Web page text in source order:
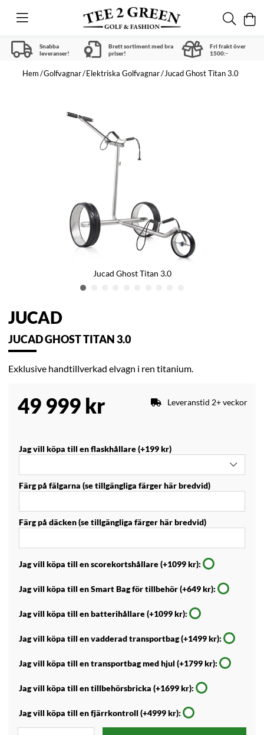
Snabba
leveranser!
Brett sortiment med bra
priser!
Fri frakt över
1500:-
Hem Golfvagnar Elektriska Golfvagnar Jucad Ghost Titan 3.0
Jucad Ghost Titan 3.0
JUCAD
JUCAD GHOST TITAN 3.0
Exklusive handtillverkad elvagn i ren titanium.
49 999 kr Leveranstid 2+ veckor
Jag vill köpa till en flaskhållare (+199 kr)
Färg på fälgarna (se tillgängliga färger här bredvid)
Färg på däcken (se tillgängliga färger här bredvid)
Jag vill köpa till en scorekortshållare (+1099 kr):
Jag vill köpa till en Smart Bag för tillbehör (+649 kr):
Jag vill köpa till en batterihållare (+1099 kr):
Jag vill köpa till en vadderad transportbag (+1499 kr):
Jag vill köpa till en transportbag med hjul (+1799 kr):
Jag vill köpa till en tillbehörsbricka (+1699 kr):
Jag vill köpa till en fjärrkontroll (+4999 kr):